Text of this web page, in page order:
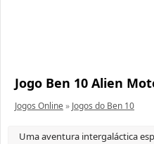
Jogo Ben 10 Alien
Jogos Online» Jogos do Ben 10
Uma aventura intergaláctica